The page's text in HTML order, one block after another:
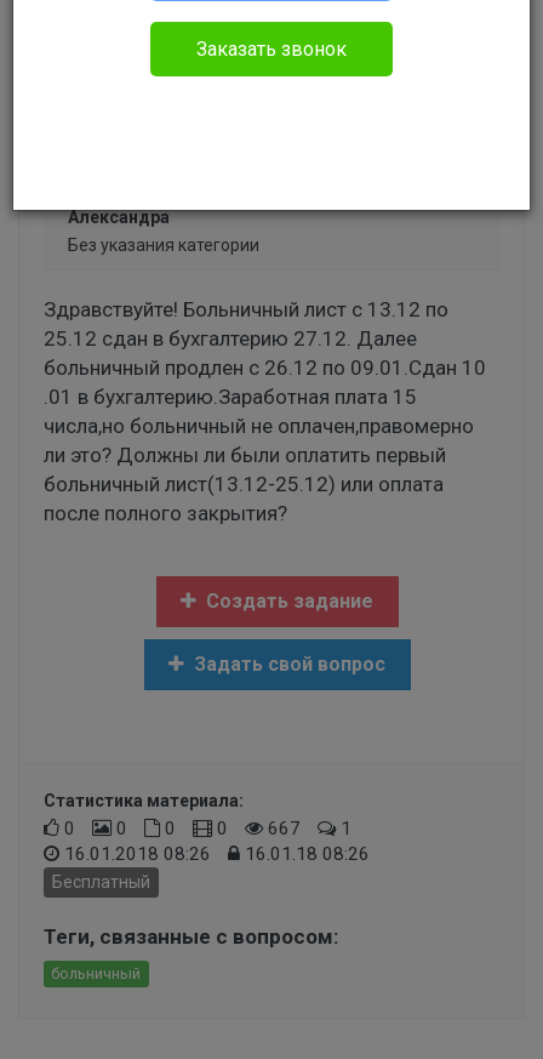
Александра
Без указания категории
Здравствуйте! Больничный лист с 13.12 по
25.12 сдан в бухгалтерию 27.12. Далее
больничный продлен с 26.12 по 09.01.Сдан 10
.01 в бухгалтерию.Заработная плата 15
числа,но больничный не оплачен,правомерно
ли это? Должны ли были оплатить первый
больничный лист(13.12-25.12) или оплата
после полного закрытия?
Создать задание
Задать свой вопрос
Статистика материала:
0 0 0 0 667
1
16.01.2018 08:26
16.01.18 08:26
Бесплатный
Теги, связанные с вопросом:
больничный
Заказать звонок